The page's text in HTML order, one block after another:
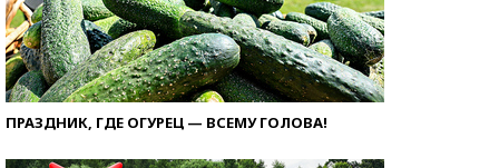
ПРАЗДНИК, ГДЕ ОГУРЕЦ — ВСЕМУ ГОЛОВА!